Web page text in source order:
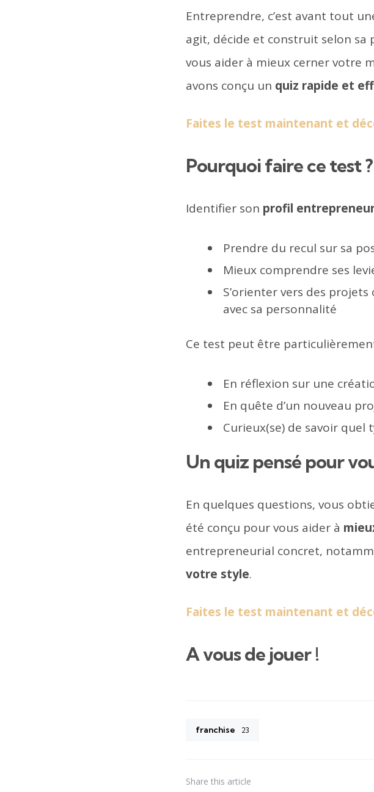
Entreprendre, c’est avant tout
agit, décide et construit selon
vous aider à mieux cerner votre
avons conçu un quiz rapide et
Faites le test maintenant et
Pourquoi faire ce test ?
Identifier son profil
Prendre du recul sur sa
Mieux comprendre ses
S’orienter vers des
avec sa personnalité
Ce test peut être
En réflexion sur une
En quête d’un nouveau
Curieux(se) de savoir
Un quiz pensé pour
En quelques questions, vous
été conçu pour vous aider à
entrepreneurial concret,
votre style.
Faites le test maintenant et
A vous de jouer !
franchise 23
Share this article